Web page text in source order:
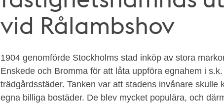
vid Rålambshov
1904 genomförde Stockholms stad inköp av stora
Enskede och Bromma för att låta uppföra egnahem i s.k.
trädgårdsstäder. Tanken var att stadens invånare skulle
egna billiga bostäder. De blev mycket populära, och